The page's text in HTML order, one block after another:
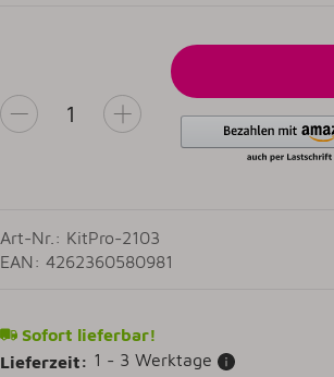
Art-Nr.: KitPro-2103
EAN: 4262360580981
Sofort lieferbar!
Lieferzeit: 1 - 3 Werktage